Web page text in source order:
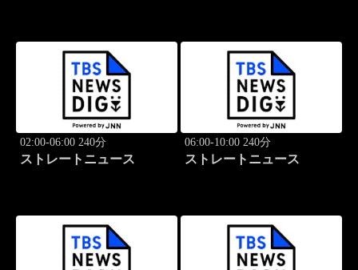
02:00-06:00 240分
ストレートニュース
06:00-10:00 240分
ストレートニュース